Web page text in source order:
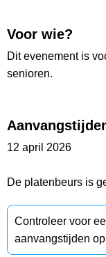
Voor wie?
Dit evenement is
senioren.
12 april 2026
De platenbeurs is
Controleer voor
aanvangstijden